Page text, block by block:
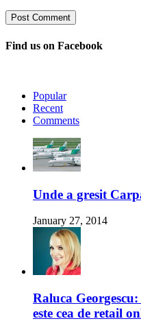
Find us on Facebook
Popular
Recent
Comments
Unde a gresit
January 27, 2014
Raluca
este cea de retail